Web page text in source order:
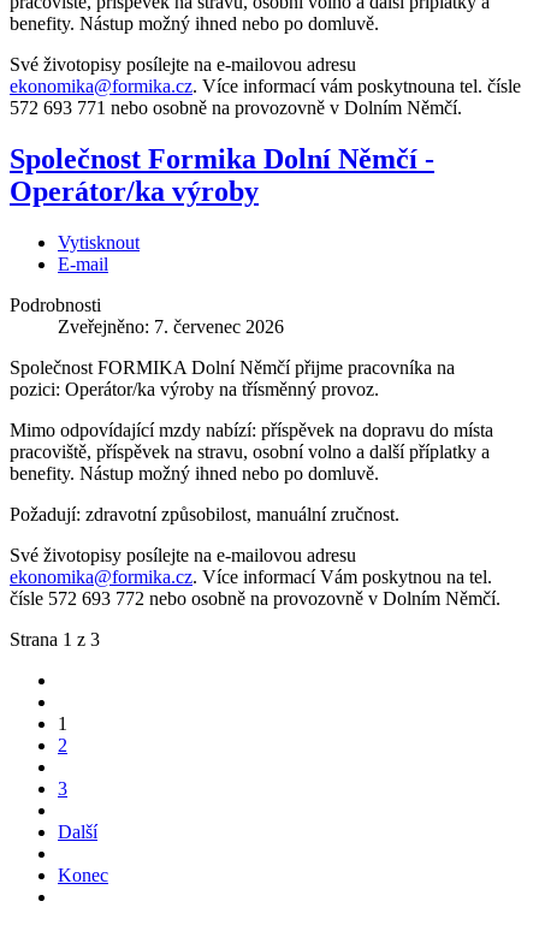
benefity. Nástup možný ihned nebo po domluvě.
Své životopisy posílejte na e-mailovou adresu
ekonomika@formika.cz. Více informací vám poskytnouna tel. čísle
572 693 771 nebo osobně na provozovně v Dolním Němčí.
Společnost Formika Dolní Němčí -
Operátor/ka výroby
Vytisknout
E-mail
Podrobnosti
Zveřejněno: 7. červenec 2026
Společnost FORMIKA Dolní Němčí přijme pracovníka na
pozici: Operátor/ka výroby na třísměnný provoz.
Mimo odpovídající mzdy nabízí: příspěvek na dopravu do místa
pracoviště, příspěvek na stravu, osobní volno a další příplatky a
benefity. Nástup možný ihned nebo po domluvě.
Požadují: zdravotní způsobilost, manuální zručnost.
Své životopisy posílejte na e-mailovou adresu
ekonomika@formika.cz. Více informací Vám poskytnou na tel.
čísle 572 693 772 nebo osobně na provozovně v Dolním Němčí.
Strana 1 z 3
1
2
3
Další
Konec